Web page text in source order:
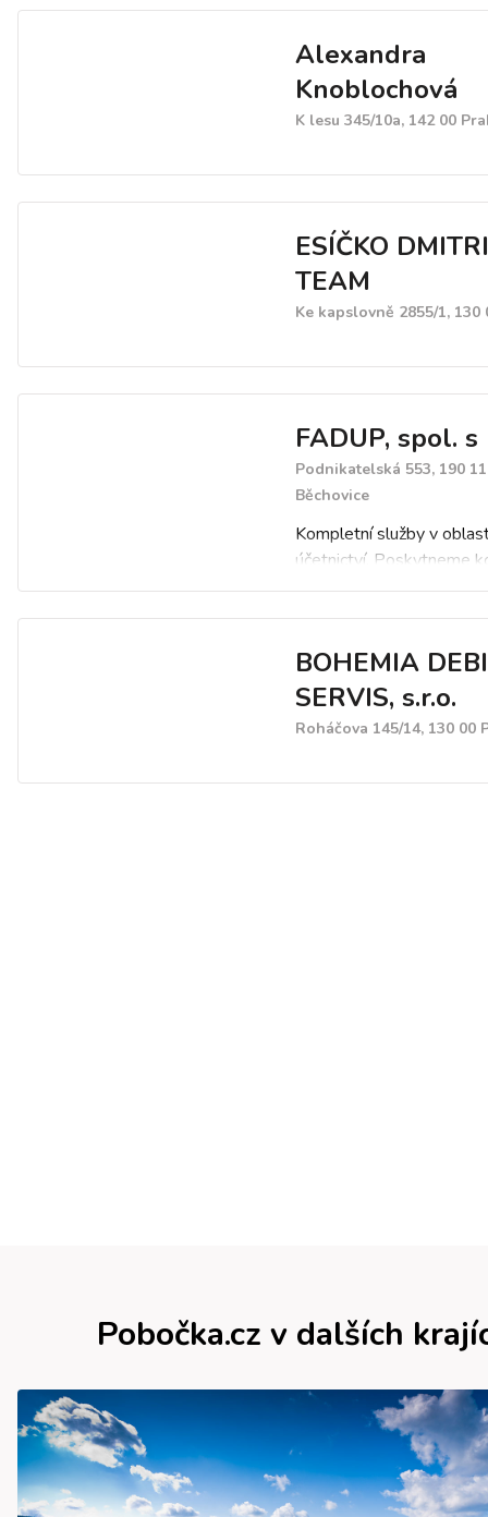
Alexandra
Knoblochová
K lesu 345/10a, 142 00
ESÍČKO
TEAM
Ke kapslovně 2855/1, 130
FADUP, spol. s
Podnikatelská 553, 190
Běchovice
Kompletní služby v
účetnictví. Poskytneme
zpracování mezd. Dále
daňovou evidenci.
BOHEMIA
SERVIS, s.r.o.
Roháčova 145/14, 130 00
Pobočka.cz v dalších